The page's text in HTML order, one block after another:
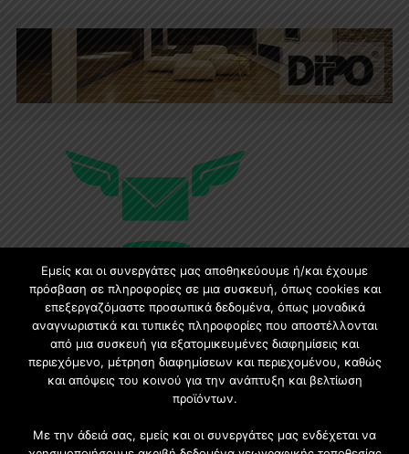
Εγγραφή στο Newsletter
Γίνετε μέλος της μεγαλύτερης διαδικτυακής κοινότητας, ειδικά
για αρχιτέκτονες, σχεδιαστές και λάτρεις της κατασκευής και
Εμείς και οι συνεργάτες μας αποθηκεύουμε ή/και έχουμε
πρόσβαση σε πληροφορίες σε μια συσκευή, όπως cookies και
επεξεργαζόμαστε προσωπικά δεδομένα, όπως μοναδικά
αναγνωριστικά και τυπικές πληροφορίες που αποστέλλονται
από μια συσκευή για εξατομικευμένες διαφημίσεις και
περιεχόμενο, μέτρηση διαφημίσεων και περιεχομένου, καθώς
και απόψεις του κοινού για την ανάπτυξη και βελτίωση
προϊόντων.
Με την άδειά σας, εμείς και οι συνεργάτες μας ενδέχεται να